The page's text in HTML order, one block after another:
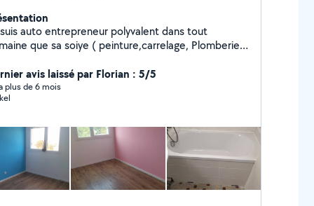
auto entrepreneur polyvalent dans tout
que sa soiye ( peinture,carrelage, Plomberie,
d'autres choses je vous propose mes services si
été intéressé veuillez me contacter. Possibilité de
faire vos devis
avis laissé par Florian : 5/5
plus de 6 mois